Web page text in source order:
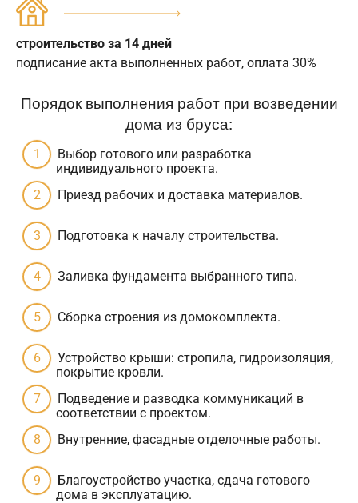
строительство за 14 дней
подписание акта выполненных работ, оплата 30%
Порядок выполнения работ при возведении
дома из бруса:
Выбор готового или разработка
индивидуального проекта.
Приезд рабочих и доставка материалов.
Подготовка к началу строительства.
Заливка фундамента выбранного типа.
Сборка строения из домокомплекта.
Устройство крыши: стропила, гидроизоляция,
покрытие кровли.
Подведение и разводка коммуникаций в
соответствии с проектом.
Внутренние, фасадные отделочные работы.
Благоустройство участка, сдача готового
дома в эксплуатацию.